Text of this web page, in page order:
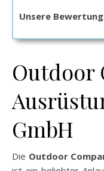
Unsere
Outdoor
GmbH
Die Outdoor